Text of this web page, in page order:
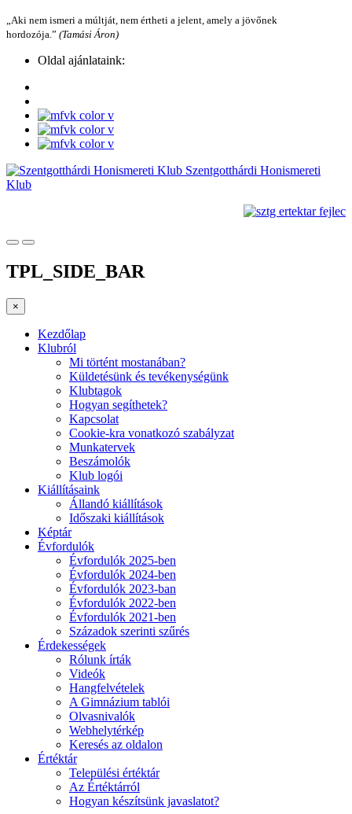
„Aki nem ismeri a múltját, nem értheti a jelent, amely a jövőnek
hordozója.” (Tamási Áron)
Oldal ajánlataink:
Szentgotthárdi Honismereti
Klub
TPL_SIDE_BAR
×
Kezdőlap
Klubról
Mi történt mostanában?
Küldetésünk és tevékenységünk
Klubtagok
Hogyan segíthetek?
Kapcsolat
Cookie-kra vonatkozó szabályzat
Munkatervek
Beszámolók
Klub logói
Kiállításaink
Állandó kiállítások
Időszaki kiállítások
Képtár
Évfordulók
Évfordulók 2025-ben
Évfordulók 2024-ben
Évfordulók 2023-ban
Évfordulók 2022-ben
Évfordulók 2021-ben
Századok szerinti szűrés
Érdekességek
Rólunk írták
Videók
Hangfelvételek
A Gimnázium tablói
Olvasnivalók
Webhelytérkép
Keresés az oldalon
Értéktár
Települési értéktár
Az Értéktárról
Hogyan készítsünk javaslatot?